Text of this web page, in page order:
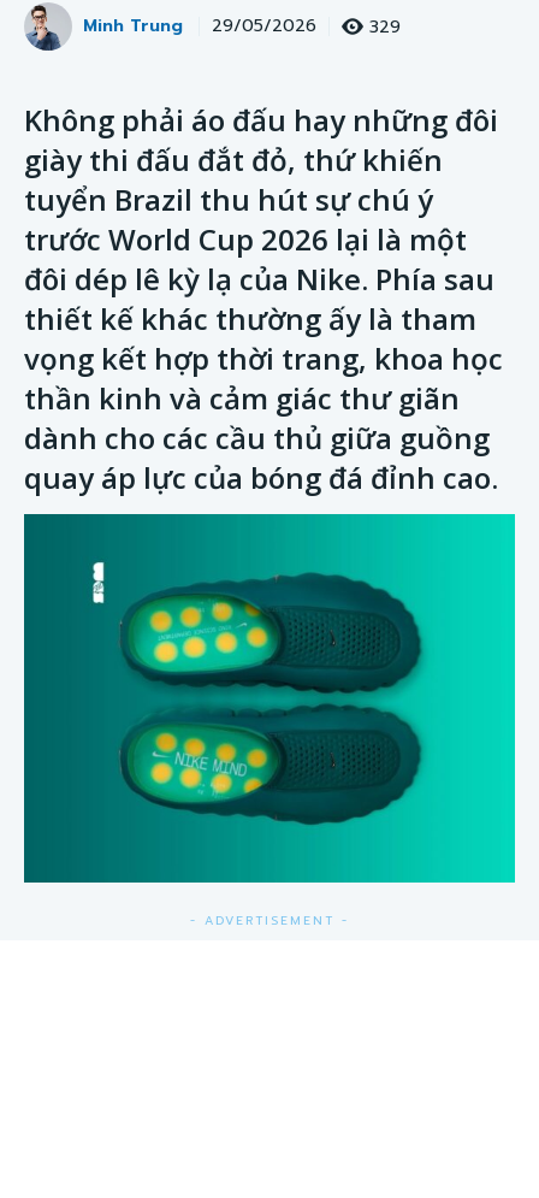
Minh Trung 29/05/2026 329
Không phải áo đấu hay những đôi
giày thi đấu đắt đỏ, thứ khiến
tuyển Brazil thu hút sự chú ý
trước World Cup 2026 lại là một
đôi dép lê kỳ lạ của Nike. Phía sau
thiết kế khác thường ấy là tham
vọng kết hợp thời trang, khoa học
thần kinh và cảm giác thư giãn
dành cho các cầu thủ giữa guồng
quay áp lực của bóng đá đỉnh cao.
- ADVERTISEMENT -